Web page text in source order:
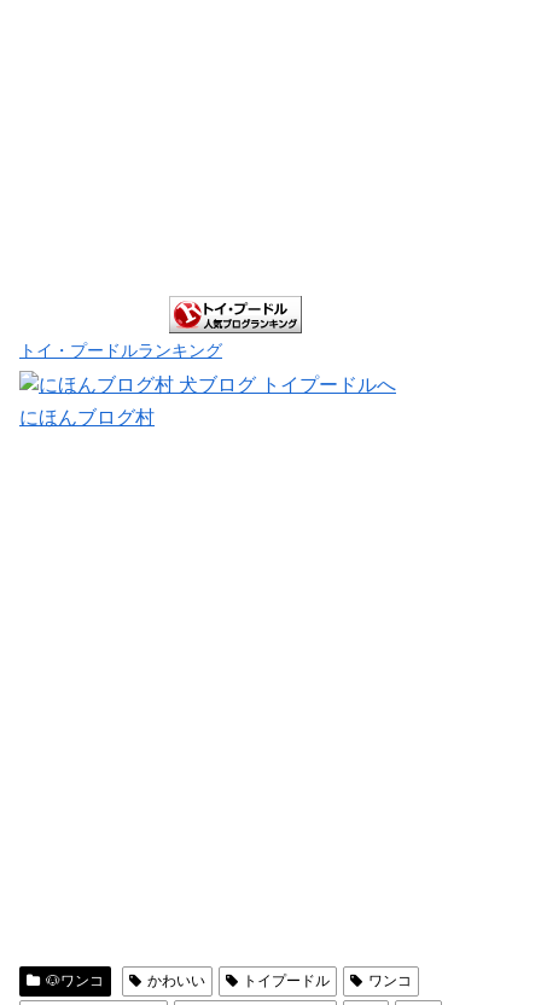
トイ・プードルランキング
にほんブログ村
🐶ワンコ かわいい トイプードル
ワンコ